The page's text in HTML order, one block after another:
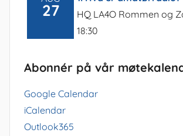
27
HQ LA4O Rommen og
18:30
Abonnér på vår
Google Calendar
iCalendar
Outlook365